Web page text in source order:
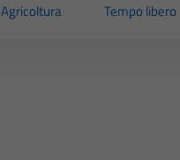
Agricoltura Tempo libero